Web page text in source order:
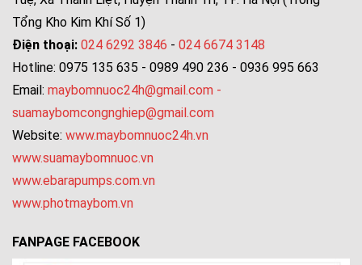
Tổng Kho Kim Khí Số 1)
Điện thoại: 024 6292 3846 - 024 6674 3148
Hotline: 0975 135 635 - 0989 490 236 - 0936 995 663
Email: maybomnuoc24h@gmail.com -
suamaybomcongnghiep@gmail.com
Website: www.maybomnuoc24h.vn
www.suamaybomnuoc.vn
www.ebarapumps.com.vn
www.photmaybom.vn
FANPAGE FACEBOOK